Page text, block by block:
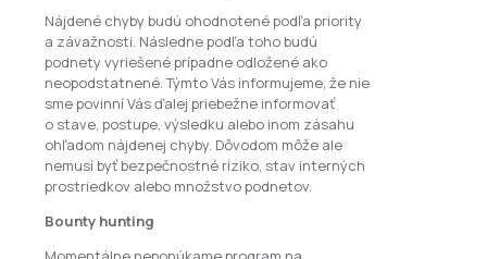
Nájdené chyby budú ohodnotené podľa priority
a závažnosti. Následne podľa toho budú
podnety vyriešené prípadne odložené ako
neopodstatnené. Týmto Vás informujeme, že nie
sme povinní Vás ďalej priebežne informovať
o stave, postupe, výsledku alebo inom zásahu
ohľadom nájdenej chyby. Dôvodom môže ale
nemusí byť bezpečnostné riziko, stav interných
prostriedkov alebo množstvo podnetov.
Bounty hunting